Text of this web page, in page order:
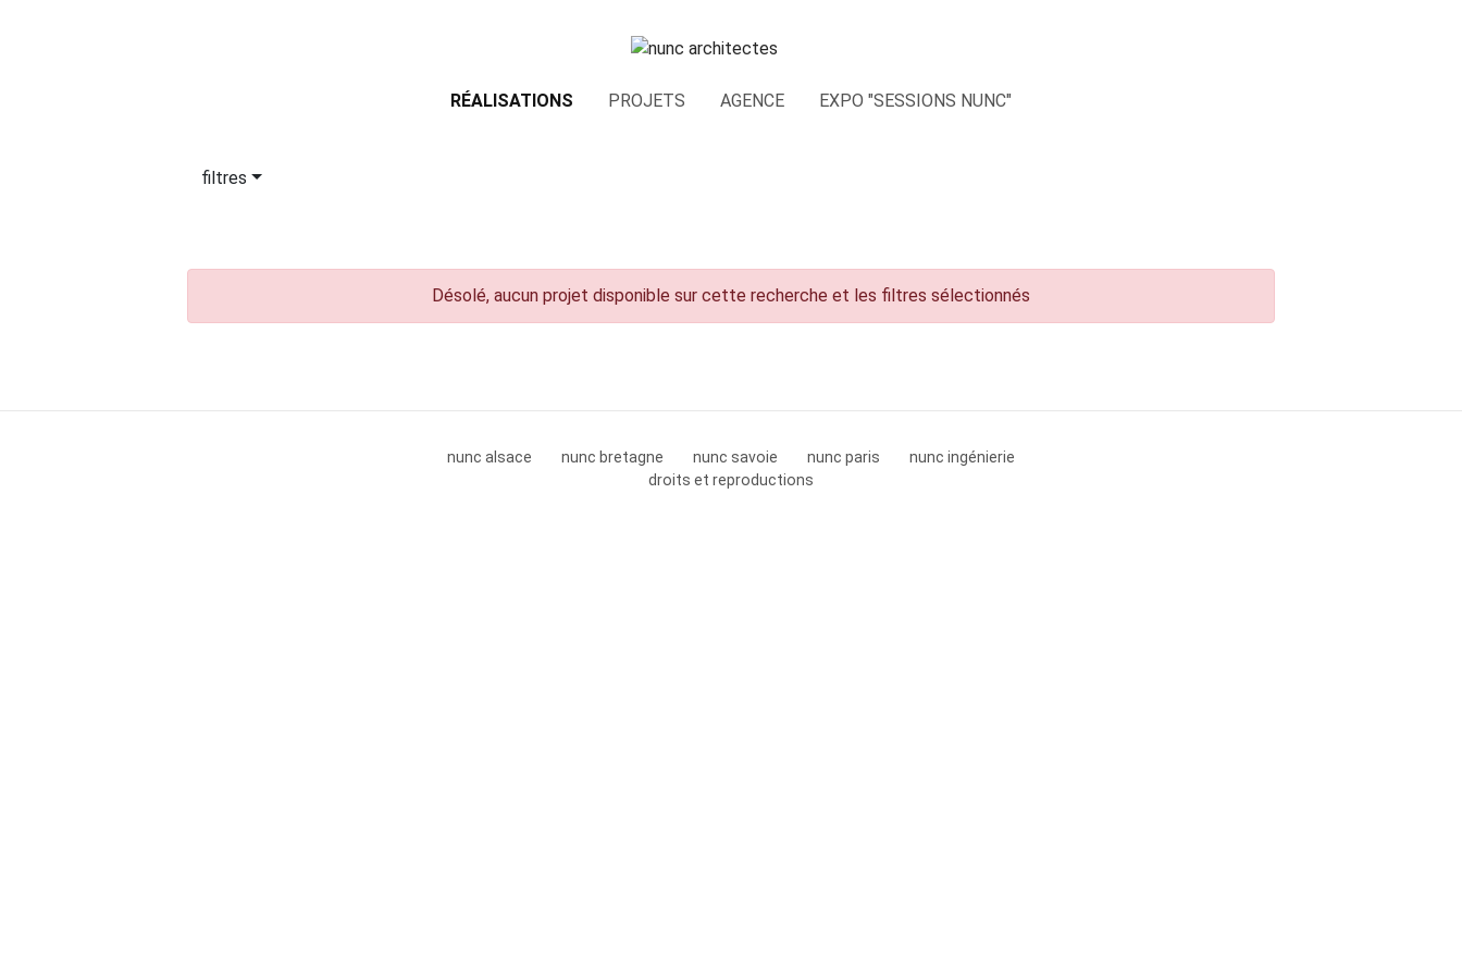
RÉALISATIONS PROJETS AGENCE EXPO "SESSIONS NUNC"
filtres
Désolé, aucun projet disponible sur cette recherche et les filtres sélectionnés
nunc alsace nunc bretagne nunc savoie nunc paris
nunc ingénierie
droits et reproductions